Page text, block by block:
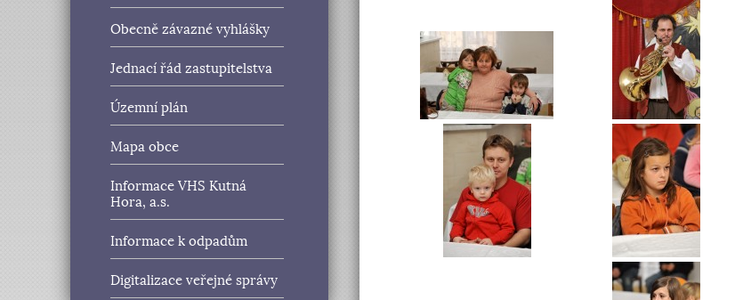
Obecně závazné vyhlášky
Jednací řád zastupitelstva
Územní plán
Mapa obce
Informace VHS Kutná
Hora, a.s.
Informace k odpadům
Digitalizace veřejné správy